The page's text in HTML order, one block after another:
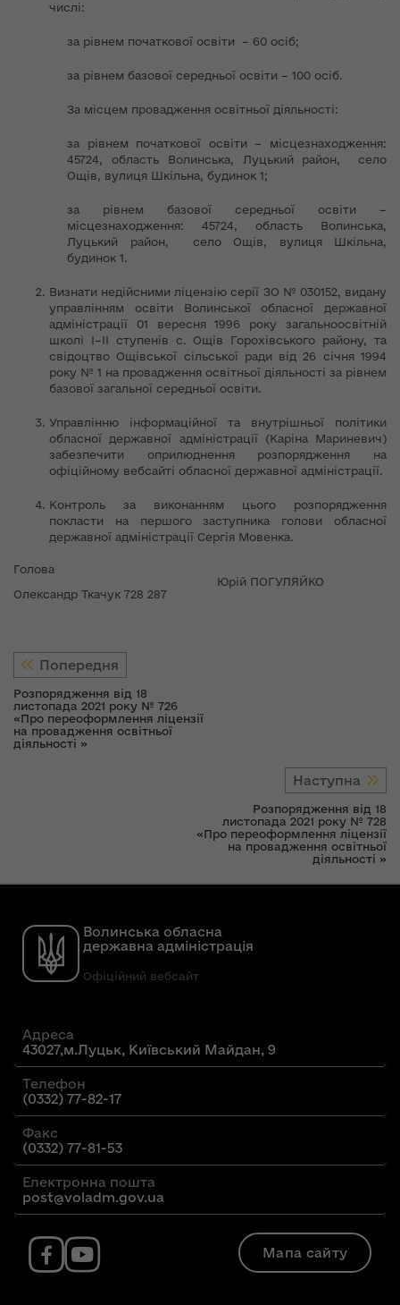
числі:
за рівнем початкової освіти – 60 осіб;
за рівнем базової середньої освіти – 100 осіб.
За місцем провадження освітньої діяльності:
за рівнем початкової освіти – місцезнаходження:
45724, область Волинська, Луцький район, село
Ощів, вулиця Шкільна, будинок 1;
за рівнем базової середньої освіти –
місцезнаходження: 45724, область Волинська,
Луцький район, село Ощів, вулиця Шкільна,
будинок 1.
Визнати недійсними ліцензію серії ЗО № 030152, видану
управлінням освіти Волинської обласної державної
адміністрації 01 вересня 1996 року загальноосвітній
школі І–ІІ ступенів с. Ощів Горохівського району, та
свідоцтво Ощівської сільської ради від 26 січня 1994
року № 1 на провадження освітньої діяльності за рівнем
базової загальної середньої освіти.
Управлінню інформаційної та внутрішньої політики
обласної державної адміністрації (Каріна Мариневич)
забезпечити оприлюднення розпорядження на
офіційному вебсайті обласної державної адміністрації.
Контроль за виконанням цього розпорядження
покласти на першого заступника голови обласної
державної адміністрації Сергія Мовенка.
Голова
Юрій ПОГУЛЯЙКО
Олександр Ткачук 728 287
Попередня
Розпорядження від 18
листопада 2021 року № 726
«Про переоформлення ліцензії
на провадження освітньої
діяльності »
Наступна
Розпорядження від 18
листопада 2021 року № 728
«Про переоформлення ліцензії
на провадження освітньої
діяльності »
Волинська обласна
державна адміністрація
Офіційний вебсайт
Адреса
43027,м.Луцьк, Київський Майдан, 9
Телефон
(0332) 77-82-17
Факс
(0332) 77-81-53
Електронна пошта
post@voladm.gov.ua
Мапа сайту